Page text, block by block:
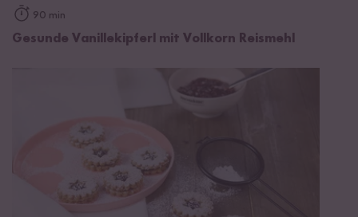
90 min
Gesunde Vanillekipferl mit Vollkorn Reismehl